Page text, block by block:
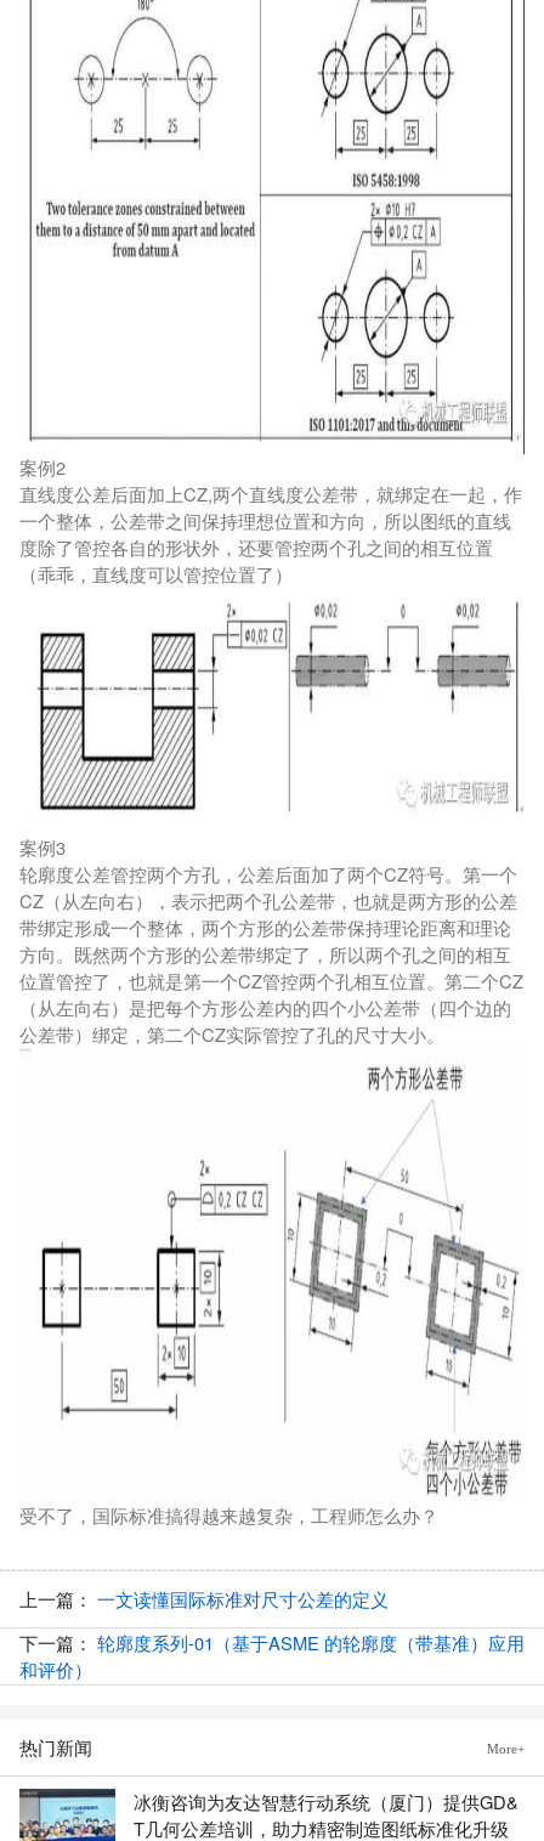
案例2
直线度公差后面加上CZ,两个直线度公差带，就绑定在一起，作
一个整体，公差带之间保持理想位置和方向，所以图纸的直线
度除了管控各自的形状外，还要管控两个孔之间的相互位置
（乖乖，直线度可以管控位置了）
案例3
轮廓度公差管控两个方孔，公差后面加了两个CZ符号。第一个
CZ（从左向右），表示把两个孔公差带，也就是两方形的公差
带绑定形成一个整体，两个方形的公差带保持理论距离和理论
方向。既然两个方形的公差带绑定了，所以两个孔之间的相互
位置管控了，也就是第一个CZ管控两个孔相互位置。第二个CZ
（从左向右）是把每个方形公差内的四个小公差带（四个边的
公差带）绑定，第二个CZ实际管控了孔的尺寸大小。
受不了，国际标准搞得越来越复杂，工程师怎么办？
上一篇： 一文读懂国际标准对尺寸公差的定义
下一篇： 轮廓度系列-01（基于ASME 的轮廓度（带基准）应用
和评价）
热门新闻 More+
冰衡咨询为友达智慧行动系统（厦门）提供GD&
T几何公差培训，助力精密制造图纸标准化升级